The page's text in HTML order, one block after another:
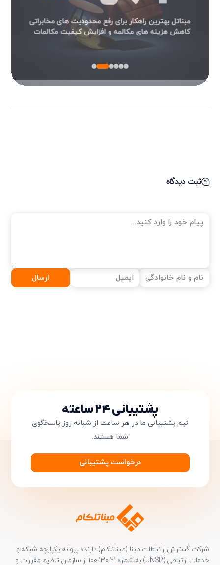
ثبت دیدگاه
ارسال
پشتیبانی ۲۴ ساعته
تیم پشتیبانی ما در هر ساعت از شبانه روز پاسخگوی
شما هستند.
درخواست پشتیبانی
شرکت گسترش ارتباطات مبنا (مبناتلکام) دارنده پروانه یکپارچه شبکه و
خدمات ارتباطی (UNSP) به شماره 21-130-100 از سازمان تنظیم مقررات و